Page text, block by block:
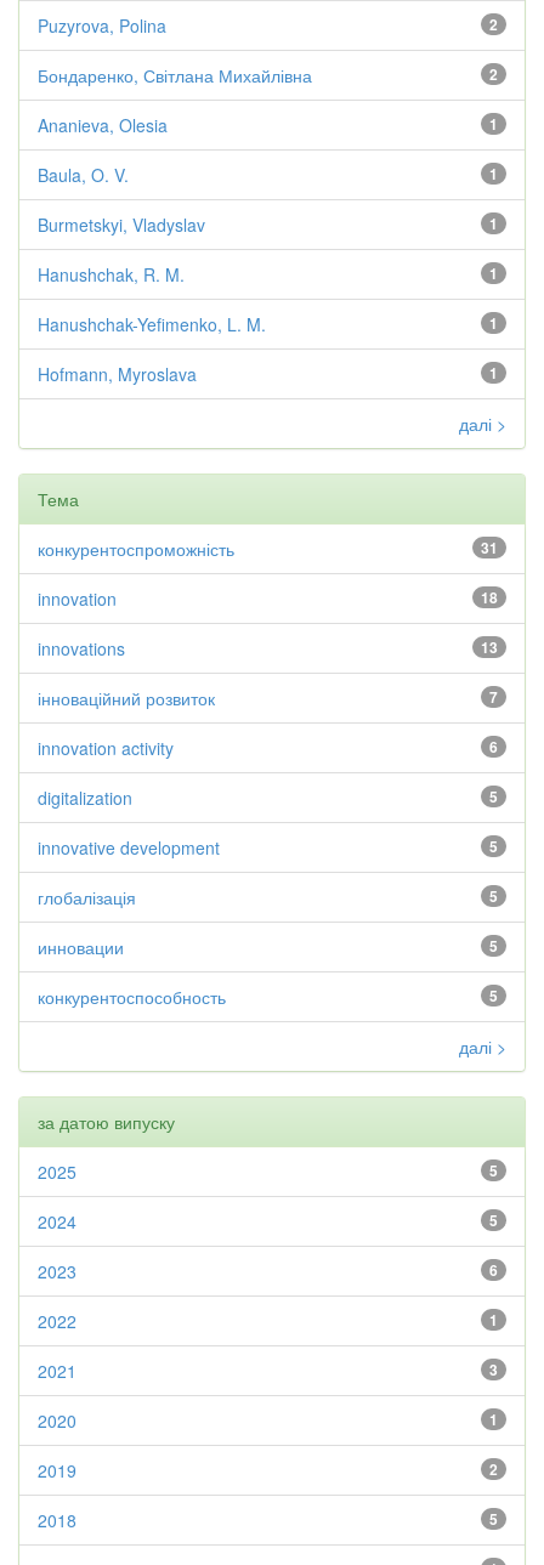
2
Puzyrova, Polina
2
Бондаренко, Світлана Михайлівна
1
Ananieva, Olesia
1
Baula, O. V.
1
Burmetskyi, Vladyslav
1
Hanushchak, R. M.
1
Hanushchak-Yefimenko, L. M.
1
Hofmann, Myroslava
далі >
Тема
31
конкурентоспроможність
18
innovation
13
innovations
7
інноваційний розвиток
6
innovation activity
5
digitalization
5
innovative development
5
глобалізація
5
инновации
5
конкурентоспособность
далі >
за датою випуску
5
2025
5
2024
6
2023
1
2022
3
2021
1
2020
2
2019
5
2018